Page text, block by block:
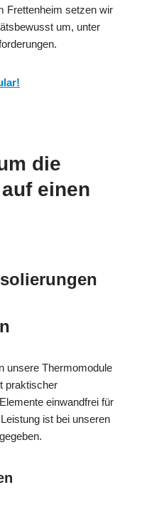
Frettenheim setzen wir
um, unter
die
einen
unsere Thermomodule
praktischer
einwandfrei für
ist bei unseren